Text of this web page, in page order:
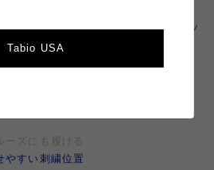
SALE ミディ | 馬刺繍リブソッ
ーズにも履ける
やすい刺繍位置
Tabio USA